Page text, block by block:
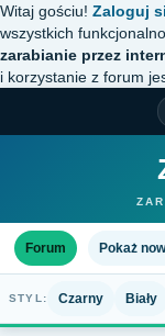
Witaj gościu! Zaloguj
wszystkich
zarabianie przez
i korzystanie z forum
Forum Pokaż
STYL: Czarny Biały